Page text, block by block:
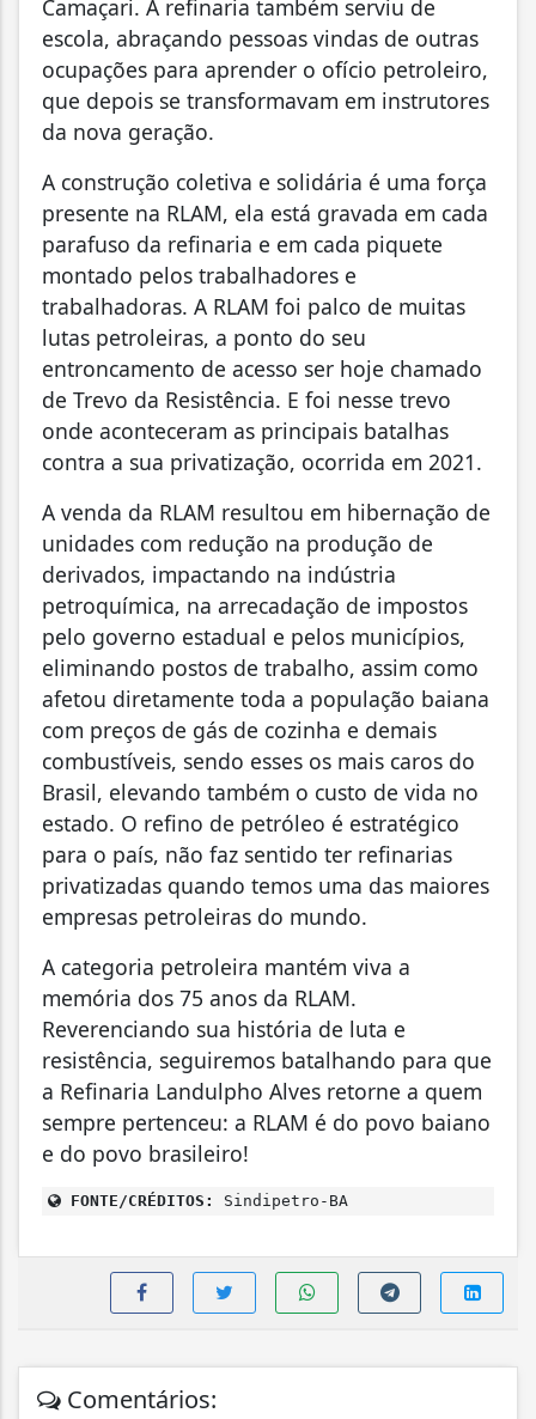
Camaçari. A refinaria também serviu de
escola, abraçando pessoas vindas de outras
ocupações para aprender o ofício petroleiro,
que depois se transformavam em instrutores
da nova geração.
A construção coletiva e solidária é uma força
presente na RLAM, ela está gravada em cada
parafuso da refinaria e em cada piquete
montado pelos trabalhadores e
trabalhadoras. A RLAM foi palco de muitas
lutas petroleiras, a ponto do seu
entroncamento de acesso ser hoje chamado
de Trevo da Resistência. E foi nesse trevo
onde aconteceram as principais batalhas
contra a sua privatização, ocorrida em 2021.
A venda da RLAM resultou em hibernação de
unidades com redução na produção de
derivados, impactando na indústria
petroquímica, na arrecadação de impostos
pelo governo estadual e pelos municípios,
eliminando postos de trabalho, assim como
afetou diretamente toda a população baiana
com preços de gás de cozinha e demais
combustíveis, sendo esses os mais caros do
Brasil, elevando também o custo de vida no
estado. O refino de petróleo é estratégico
para o país, não faz sentido ter refinarias
privatizadas quando temos uma das maiores
empresas petroleiras do mundo.
A categoria petroleira mantém viva a
memória dos 75 anos da RLAM.
Reverenciando sua história de luta e
resistência, seguiremos batalhando para que
a Refinaria Landulpho Alves retorne a quem
sempre pertenceu: a RLAM é do povo baiano
e do povo brasileiro!
FONTE/CRÉDITOS: Sindipetro-BA
Comentários: